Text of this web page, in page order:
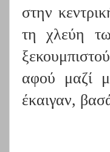
στην
τη χλεύη
αφού μαζί
έκαιγαν,